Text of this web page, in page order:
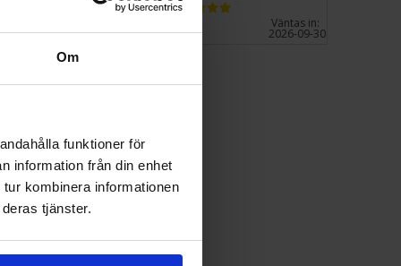
Om
funktioner för
information från din enhet
kombinera informationen
tjänster.
I lager:4 318 SEK Väntas in:
2026-09-30